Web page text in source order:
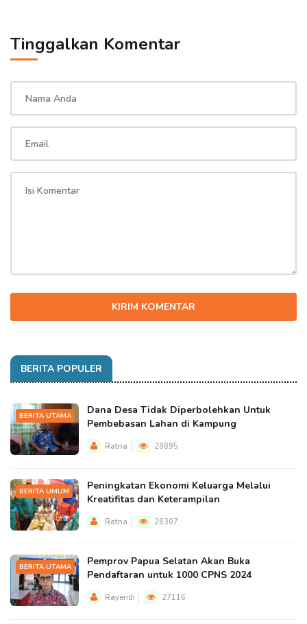
Tinggalkan Komentar
KIRIM KOMENTAR
BERITA POPULER
BERITA UTAMA
Dana Desa Tidak Diperbolehkan Untuk
Pembebasan Lahan di Kampung
Ratna 28895
BERITA UMUM
Peningkatan Ekonomi Keluarga Melalui
Kreatifitas dan Keterampilan
Ratna 28307
BERITA UTAMA
Pemprov Papua Selatan Akan Buka
Pendaftaran untuk 1000 CPNS 2024
Rayendi 27116